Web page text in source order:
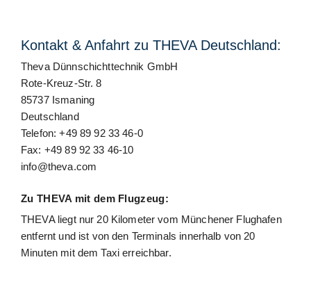
Kontakt & Anfahrt zu THEVA Deutschland:
Theva Dünnschichttechnik GmbH
Rote-Kreuz-Str. 8
85737 Ismaning
Deutschland
Telefon: +49 89 92 33 46-0
Fax: +49 89 92 33 46-10
info@theva.com
Zu THEVA mit dem Flugzeug:
THEVA liegt nur 20 Kilometer vom Münchener Flughafen
entfernt und ist von den Terminals innerhalb von 20
Minuten mit dem Taxi erreichbar.